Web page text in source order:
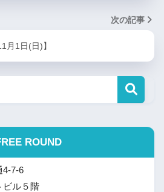
次の記事
1日(日)】
ROUND
4-7-6
ビル５階